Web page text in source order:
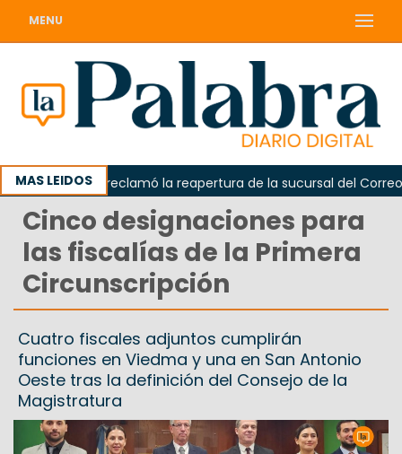
MENU
MAS LEIDOS
Odarda reclamó la reapertura de la sucursal del Correo
Cinco designaciones para
las fiscalías de la Primera
Circunscripción
Cuatro fiscales adjuntos cumplirán
funciones en Viedma y una en San Antonio
Oeste tras la definición del Consejo de la
Magistratura